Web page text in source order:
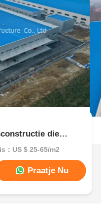
die
biedt
：US $ 25-65/m2
Praatje Nu